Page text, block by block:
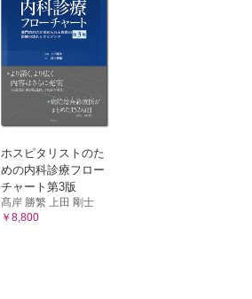
ホスピタリストのた
めの内科診療フロー
チャート第3版
髙岸 勝繁 上田 剛士
￥8,800